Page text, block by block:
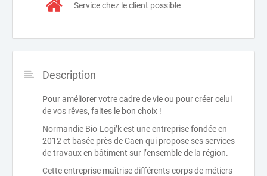
Service chez le client possible
Description
Pour améliorer votre cadre de vie ou pour créer celui
de vos rêves, faites le bon choix !
Normandie Bio-Logi’k est une entreprise fondée en
2012 et basée près de Caen qui propose ses services
de travaux en bâtiment sur l’ensemble de la région.
Cette entreprise maîtrise différents corps de métiers